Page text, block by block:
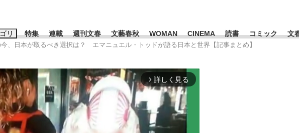
リ 特集 連載 週刊文春 文藝春秋 WOMAN CINEMA 読書 コミック 文
ワードタグ一覧
凌輝 #高市早苗 #後藤真希 #森岡毅 #城彰二 #内田有紀
、日本が取るべき選択は？ エマニュエル・トッドが語る日本と世界【記事まとめ】
arrow_forward_ios 詳しく見る